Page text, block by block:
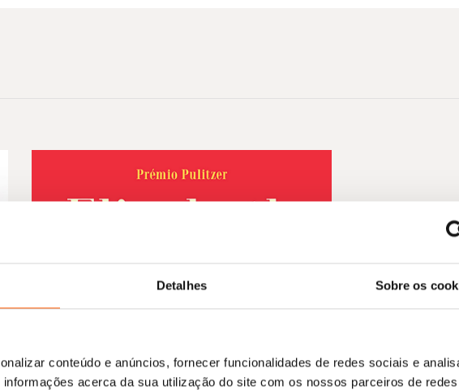
Detalhes Sobre os
conteúdo e anúncios, fornecer funcionalidades de redes sociais e
informações acerca da sua utilização do site com os nossos parceiros de